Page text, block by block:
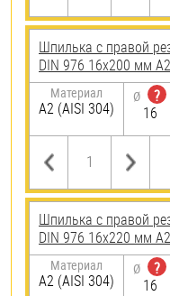
Шпилька с правой
DIN 976 16х200 мм
Материал
А2 (AISI 304)
Ø
?
16
Шпилька с правой
DIN 976 16х220 мм
Материал
А2 (AISI 304)
Ø
?
16